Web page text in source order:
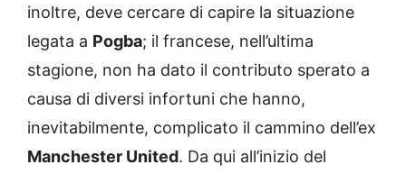
inoltre, deve cercare di capire la situazione
legata a Pogba; il francese, nell’ultima
stagione, non ha dato il contributo sperato a
causa di diversi infortuni che hanno,
inevitabilmente, complicato il cammino dell’ex
Manchester United. Da qui all’inizio del